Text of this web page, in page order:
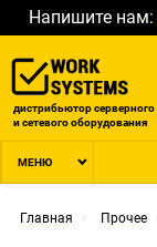
Напишите нам:
дистрибьютор серверного
и сетевого оборудования
МЕНЮ
Главная Прочее